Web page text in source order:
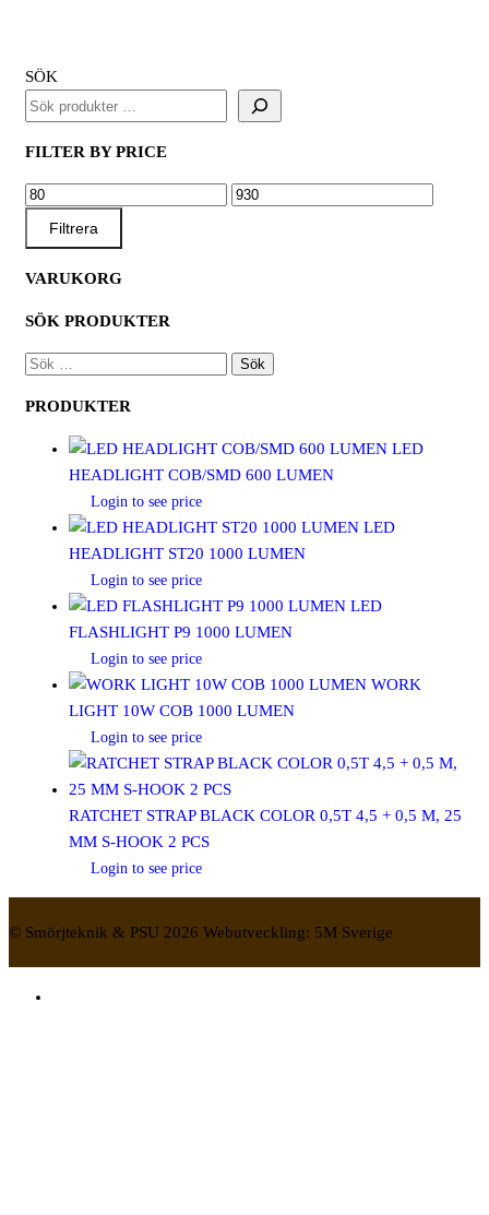
SÖK
FILTER BY PRICE
MIN
PRIS
MAX
Filtrera
VARUKORG
SÖK PRODUKTER
SÖK
PRODUKTER
LED
HEADLIGHT COB/SMD 600 LUMEN
Login to see price
LED
HEADLIGHT ST20 1000 LUMEN
Login to see price
LED
FLASHLIGHT P9 1000 LUMEN
Login to see price
WORK
LIGHT 10W COB 1000 LUMEN
Login to see price
RATCHET STRAP BLACK COLOR 0,5T 4,5 + 0,5 M, 25
MM S-HOOK 2 PCS
Login to see price
© Smörjteknik & PSU 2026 Webutveckling: 5M Sverige